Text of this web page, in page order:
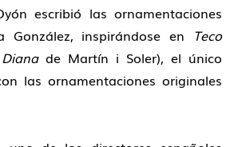
escribió las ornamentaciones
inspirándose en Teco
de Martín i Soler), el único
las ornamentaciones originales